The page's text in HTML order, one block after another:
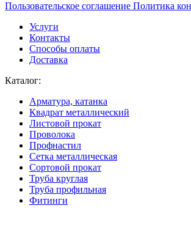
Пользовательское соглашение Политика
Услуги
Контакты
Способы оплаты
Доставка
Каталог:
Арматура, катанка
Квадрат металлический
Листовой прокат
Проволока
Профнастил
Сетка металлическая
Сортовой прокат
Труба круглая
Труба профильная
Фитинги